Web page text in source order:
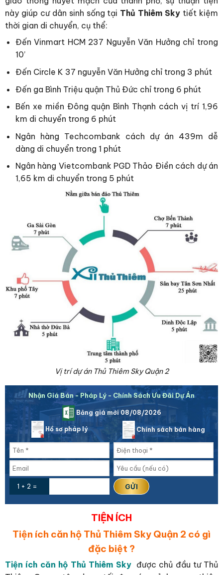
này giúp cư dân sinh sống tại Thủ Thiêm Sky tiết kiệm
thời gian di chuyển, cụ thể:
Đến Vinmart HCM 237 Nguyễn Văn Hưởng chỉ trong
10’
Đến Circle K 37 nguyễn Văn Hưởng chỉ trong 3 phút
Đến ga Bình Triệu quận Thủ Đức chỉ trong 6 phút
Bến xe miền Đông quận Bình Thạnh cách vị trí 1,96
km di chuyển trong 6 phút
Ngân hàng Techcombank cách dự án 439m dễ
dàng di chuyển trong 1 phút
Ngân hàng Vietcombank PGD Thảo Điền cách dự án
1,65 km di chuyển trong 5 phút
Vị trí dự án Thủ Thiêm Sky Quận 2
Nhận Giá Bán - Pháp Lý - Chính Sách Ưu Đãi Dự Án
Bảng giá mới 08/08/2026
Hồ sơ pháp lý Chính sách bán hàng
1 + 2 =
TIỆN ÍCH
Tiện ích căn hộ Thủ Thiêm Sky Quận 2 có gì
đặc biệt ?
Tiện ích căn hộ Thủ Thiêm Skyđược chủ đầu tư Thủ